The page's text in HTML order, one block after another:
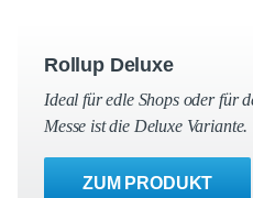
Rollup Deluxe
Ideal für edle Shops oder für
Messe ist die Deluxe Variante.
ZUM PRODUKT